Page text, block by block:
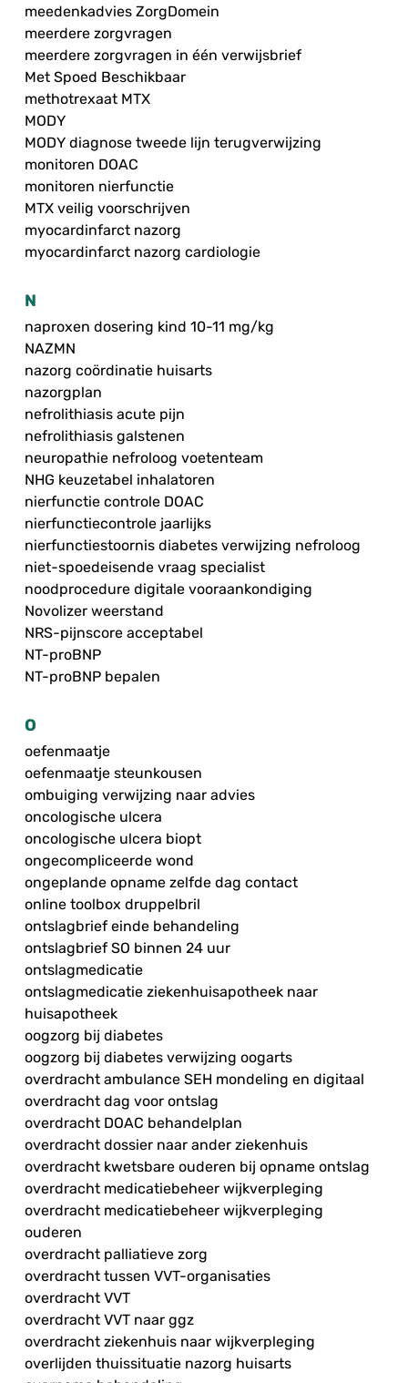
meedenkadvies ZorgDomein
meerdere zorgvragen
meerdere zorgvragen in één verwijsbrief
Met Spoed Beschikbaar
methotrexaat MTX
MODY
MODY diagnose tweede lijn terugverwijzing
monitoren DOAC
monitoren nierfunctie
MTX veilig voorschrijven
myocardinfarct nazorg
myocardinfarct nazorg cardiologie
N
naproxen dosering kind 10-11 mg/kg
NAZMN
nazorg coördinatie huisarts
nazorgplan
nefrolithiasis acute pijn
nefrolithiasis galstenen
neuropathie nefroloog voetenteam
NHG keuzetabel inhalatoren
nierfunctie controle DOAC
nierfunctiecontrole jaarlijks
nierfunctiestoornis diabetes verwijzing nefroloog
niet-spoedeisende vraag specialist
noodprocedure digitale vooraankondiging
Novolizer weerstand
NRS-pijnscore acceptabel
NT-proBNP
NT-proBNP bepalen
O
oefenmaatje
oefenmaatje steunkousen
ombuiging verwijzing naar advies
oncologische ulcera
oncologische ulcera biopt
ongecompliceerde wond
ongeplande opname zelfde dag contact
online toolbox druppelbril
ontslagbrief einde behandeling
ontslagbrief SO binnen 24 uur
ontslagmedicatie
ontslagmedicatie ziekenhuisapotheek naar
huisapotheek
oogzorg bij diabetes
oogzorg bij diabetes verwijzing oogarts
overdracht ambulance SEH mondeling en digitaal
overdracht dag voor ontslag
overdracht DOAC behandelplan
overdracht dossier naar ander ziekenhuis
overdracht kwetsbare ouderen bij opname ontslag
overdracht medicatiebeheer wijkverpleging
overdracht medicatiebeheer wijkverpleging
ouderen
overdracht palliatieve zorg
overdracht tussen VVT-organisaties
overdracht VVT
overdracht VVT naar ggz
overdracht ziekenhuis naar wijkverpleging
overlijden thuissituatie nazorg huisarts